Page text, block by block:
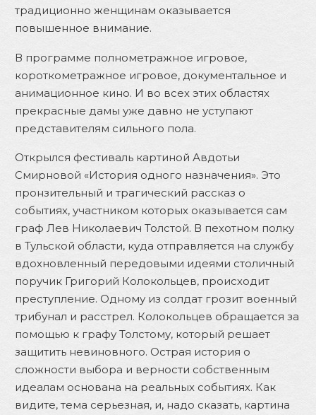
традиционно женщинам оказывается
повышенное внимание.
В программе полнометражное игровое,
короткометражное игровое, документальное и
анимационное кино. И во всех этих областях
прекрасные дамы уже давно не уступают
представителям сильного пола.
Открылся фестиваль картиной Авдотьи
Смирновой «История одного назначения». Это
пронзительный и трагический рассказ о
событиях, участником которых оказывается сам
граф Лев Николаевич Толстой. В пехотном полку
в Тульской области, куда отправляется на службу
вдохновленный передовыми идеями столичный
поручик Григорий Колокольцев, происходит
преступление. Одному из солдат грозит военный
трибунал и расстрел. Колокольцев обращается за
помощью к графу Толстому, который решает
защитить невиновного. Острая история о
сложности выбора и верности собственным
идеалам основана на реальных событиях. Как
видите, тема серьезная, и, надо сказать, картина